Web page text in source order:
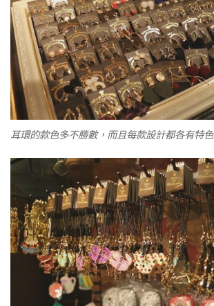
耳環的款色多不勝數，而且每款設計都各有特色